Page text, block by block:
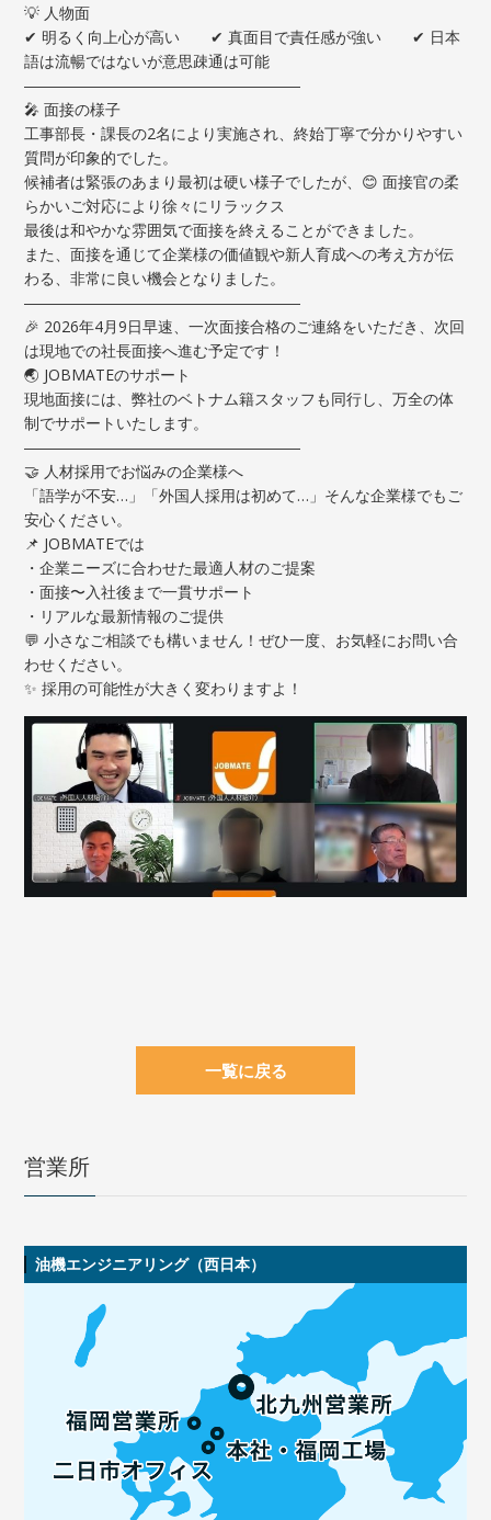
💡 人物面
✔ 明るく向上心が高い ✔ 真面目で責任感が強い ✔ 日本
語は流暢ではないが意思疎通は可能
――――――――――――――――――
🎤 面接の様子
工事部長・課長の2名により実施され、終始丁寧で分かりやすい
質問が印象的でした。
候補者は緊張のあまり最初は硬い様子でしたが、😊 面接官の柔
らかいご対応により徐々にリラックス
最後は和やかな雰囲気で面接を終えることができました。
また、面接を通じて企業様の価値観や新人育成への考え方が伝
わる、非常に良い機会となりました。
――――――――――――――――――
🎉 2026年4月9日早速、一次面接合格のご連絡をいただき、次回
は現地での社長面接へ進む予定です！
🌏 JOBMATEのサポート
現地面接には、弊社のベトナム籍スタッフも同行し、万全の体
制でサポートいたします。
――――――――――――――――――
🤝 人材採用でお悩みの企業様へ
「語学が不安…」「外国人採用は初めて…」そんな企業様でもご
安心ください。
📌 JOBMATEでは
・企業ニーズに合わせた最適人材のご提案
・面接〜入社後まで一貫サポート
・リアルな最新情報のご提供
💬 小さなご相談でも構いません！ぜひ一度、お気軽にお問い合
わせください。
✨ 採用の可能性が大きく変わりますよ！
一覧に戻る
営業所
油機エンジニアリング（西日本）